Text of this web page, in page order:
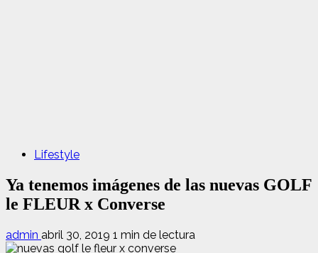
Lifestyle
Ya tenemos imágenes de las nuevas GOLF
le FLEUR x Converse
admin abril 30, 2019 1 min de lectura